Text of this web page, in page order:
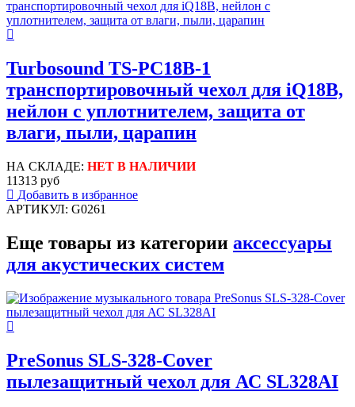
Turbosound TS-PC18B-1
транспортировочный чехол для iQ18B,
нейлон с уплотнителем, защита от
влаги, пыли, царапин
НА СКЛАДЕ: НЕТ В НАЛИЧИИ
11313 руб
Добавить в избранное
АРТИКУЛ: G0261
Еще товары из категории аксессуары
для акустических систем
PreSonus SLS-328-Cover
пылезащитный чехол для АС SL328AI